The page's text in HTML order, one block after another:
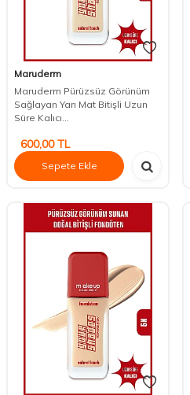
Maruderm
Maruderm Pürüzsüz Görünüm
Sağlayan Yarı Mat Bitişli Uzun
Süre Kalıcı...
600,00TL
Sepete Ekle